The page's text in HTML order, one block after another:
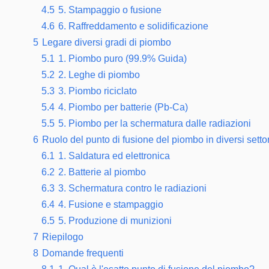
4.5 5. Stampaggio o fusione
4.6 6. Raffreddamento e solidificazione
5 Legare diversi gradi di piombo
5.1 1. Piombo puro (99.9% Guida)
5.2 2. Leghe di piombo
5.3 3. Piombo riciclato
5.4 4. Piombo per batterie (Pb-Ca)
5.5 5. Piombo per la schermatura dalle radiazioni
6 Ruolo del punto di fusione del piombo in diversi
6.1 1. Saldatura ed elettronica
6.2 2. Batterie al piombo
6.3 3. Schermatura contro le radiazioni
6.4 4. Fusione e stampaggio
6.5 5. Produzione di munizioni
7 Riepilogo
8 Domande frequenti